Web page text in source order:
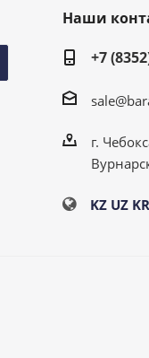
Наши
+7
г.
KZ UZ KR